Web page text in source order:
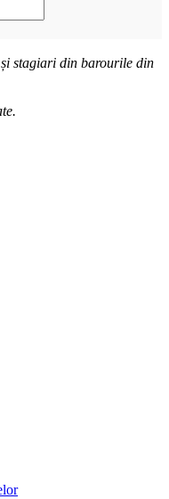
stagiari din barourile din